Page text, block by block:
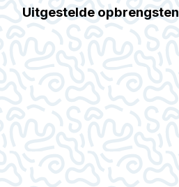
Uitgestelde opbrengsten